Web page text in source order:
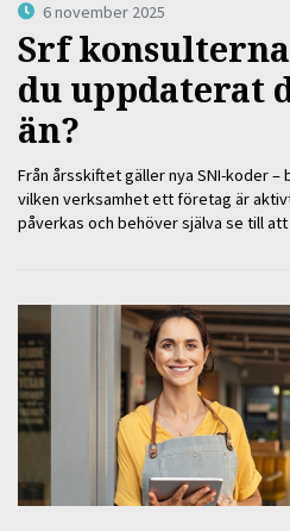
6 november 2025
Srf
du uppdaterat
än?
Från årsskiftet gäller nya SNI-koder –
vilken verksamhet ett företag är
påverkas och behöver själva se till